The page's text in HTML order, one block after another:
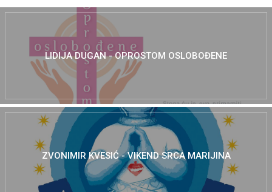
LIDIJA DUGAN - OPROSTOM OSLOBOĐENE
ZVONIMIR KVESIĆ - VIKEND SRCA MARIJINA